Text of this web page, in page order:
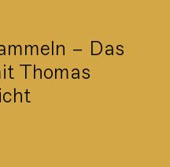
– Das
Thomas